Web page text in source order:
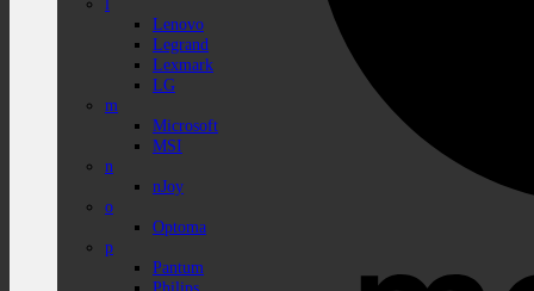
Lenovo
Legrand
Lexmark
LG
m
Microsoft
MSI
n
nJoy
o
Optoma
p
Pantum